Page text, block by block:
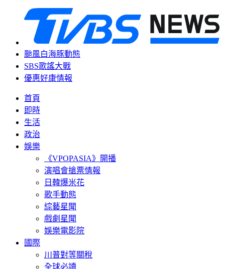
颱風白海豚動態
SBS歌謠大戰
優惠好康情報
首頁
即時
生活
政治
娛樂
《VPOPASIA》開播
演唱會搶票情報
日韓爆米花
歌手動態
綜藝星聞
戲劇星聞
娛樂電影院
國際
川普對等關稅
全球必讀